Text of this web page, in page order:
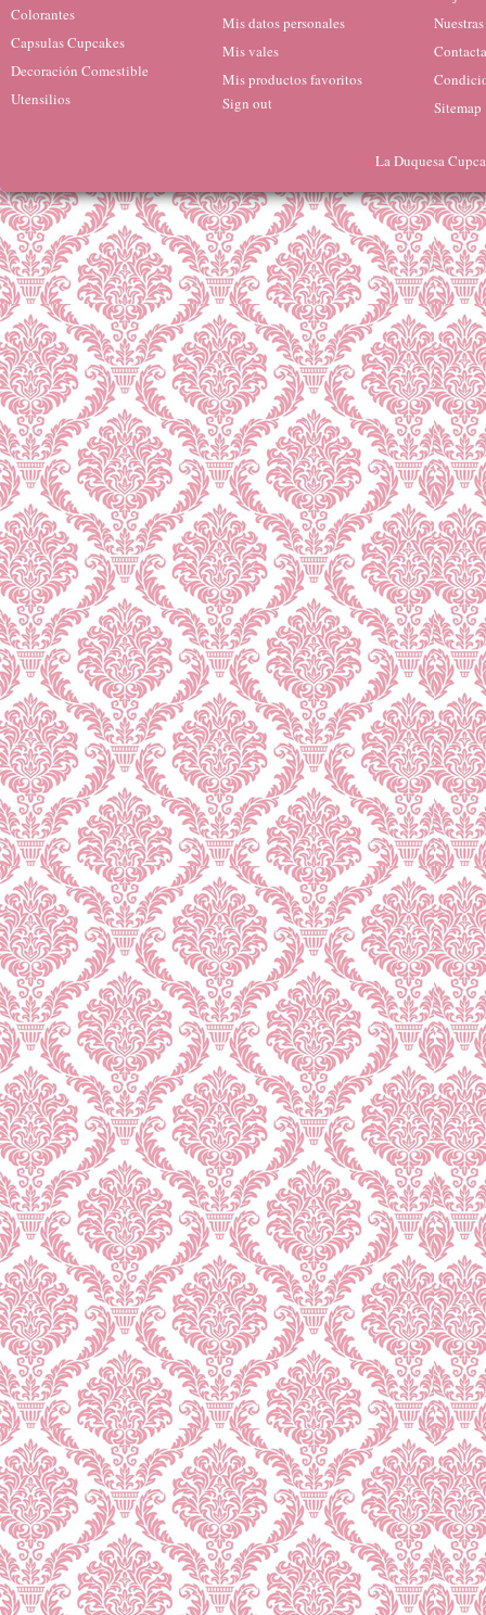
Colorantes
Capsulas Cupcakes
Decoración Comestible
Utensilios
Mis datos personales
Mis vales
Mis productos favoritos
Sign out
Sitemap
La Duquesa